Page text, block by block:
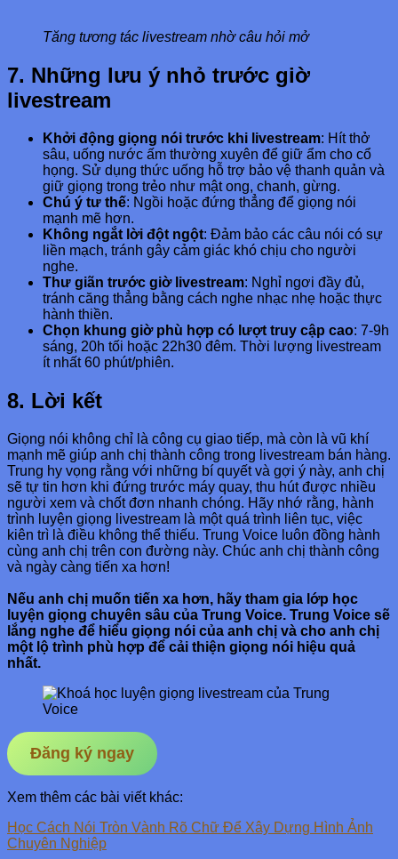
Tăng tương tác livestream nhờ câu hỏi mở
7. Những lưu ý nhỏ trước giờ
livestream
Khởi động giọng nói trước khi livestream: Hít thở
sâu, uống nước ấm thường xuyên để giữ ẩm cho cổ
họng. Sử dụng thức uống hỗ trợ bảo vệ thanh quản và
giữ giọng trong trẻo như mật ong, chanh, gừng.
Chú ý tư thế: Ngồi hoặc đứng thẳng để giọng nói
mạnh mẽ hơn.
Không ngắt lời đột ngột: Đảm bảo các câu nói có sự
liền mạch, tránh gây cảm giác khó chịu cho người
nghe.
Thư giãn trước giờ livestream: Nghỉ ngơi đầy đủ,
tránh căng thẳng bằng cách nghe nhạc nhẹ hoặc thực
hành thiền.
Chọn khung giờ phù hợp có lượt truy cập cao: 7-9h
sáng, 20h tối hoặc 22h30 đêm. Thời lượng livestream
ít nhất 60 phút/phiên.
8. Lời kết
Giọng nói không chỉ là công cụ giao tiếp, mà còn là vũ khí
mạnh mẽ giúp anh chị thành công trong livestream bán hàng.
Trung hy vọng rằng với những bí quyết và gợi ý này, anh chị
sẽ tự tin hơn khi đứng trước máy quay, thu hút được nhiều
người xem và chốt đơn nhanh chóng. Hãy nhớ rằng, hành
trình luyện giọng livestream là một quá trình liên tục, việc
kiên trì là điều không thể thiếu. Trung Voice luôn đồng hành
cùng anh chị trên con đường này. Chúc anh chị thành công
và ngày càng tiến xa hơn!
Nếu anh chị muốn tiến xa hơn, hãy tham gia lớp học
luyện giọng chuyên sâu của Trung Voice. Trung Voice sẽ
lắng nghe để hiểu giọng nói của anh chị và cho anh chị
một lộ trình phù hợp để cải thiện giọng nói hiệu quả
nhất.
Đăng ký ngay
Xem thêm các bài viết khác:
Học Cách Nói Tròn Vành Rõ Chữ Để Xây Dựng Hình Ảnh
Chuyên Nghiệp